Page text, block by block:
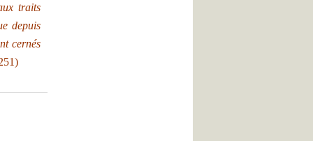
traits
depuis
cernés